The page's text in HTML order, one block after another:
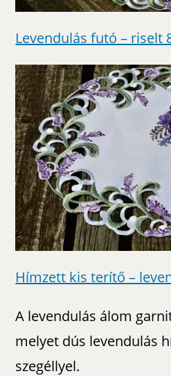
Levendulás futó – riselt
Hímzett kis terítő –
A levendulás álom
melyet dús levendulás
szegéllyel.